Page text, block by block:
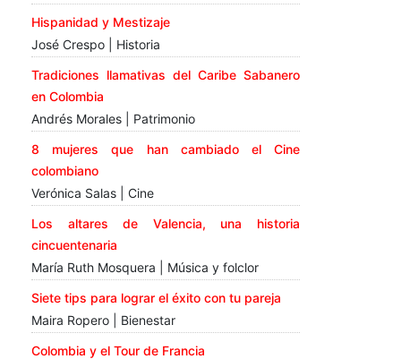
Hispanidad y Mestizaje
José Crespo | Historia
Tradiciones llamativas del Caribe Sabanero
en Colombia
Andrés Morales | Patrimonio
8 mujeres que han cambiado el Cine
colombiano
Verónica Salas | Cine
Los altares de Valencia, una historia
cincuentenaria
María Ruth Mosquera | Música y folclor
Siete tips para lograr el éxito con tu pareja
Maira Ropero | Bienestar
Colombia y el Tour de Francia